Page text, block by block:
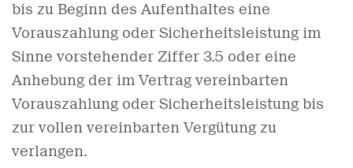
bis zu Beginn des Aufenthaltes eine
Vorauszahlung oder Sicherheitsleistung im
Sinne vorstehender Ziffer 3.5 oder eine
Anhebung der im Vertrag vereinbarten
Vorauszahlung oder Sicherheitsleistung bis
zur vollen vereinbarten Vergütung zu
verlangen.